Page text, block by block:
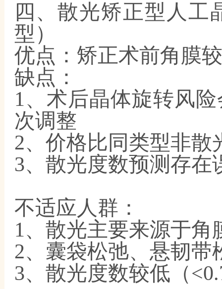
四、散光矫正型人工
型）
优点：矫正术前角膜
缺点：
1、术后晶体旋转风
次调整
2、价格比同类型非散
3、散光度数预测存
不适应人群：
1、散光主要来源于角
2、囊袋松弛、悬韧带
3、散光度数较低（